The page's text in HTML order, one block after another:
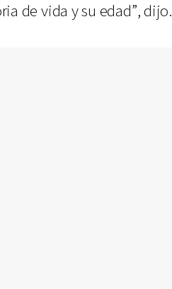
de vida y su edad”, dijo.